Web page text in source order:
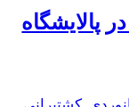
پالایشگاه